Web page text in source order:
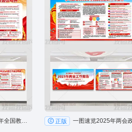
红色大气2025年全国教育工作会议精神 正版